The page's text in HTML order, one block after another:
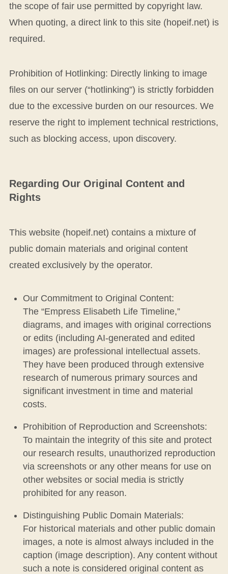
the scope of fair use permitted by copyright law.
When quoting, a direct link to this site (hopeif.net) is
required.
Prohibition of Hotlinking: Directly linking to image
files on our server (“hotlinking”) is strictly forbidden
due to the excessive burden on our resources. We
reserve the right to implement technical restrictions,
such as blocking access, upon discovery.
Regarding Our Original Content and
Rights
This website (hopeif.net) contains a mixture of
public domain materials and original content
created exclusively by the operator.
Our Commitment to Original Content:
The “Empress Elisabeth Life Timeline,”
diagrams, and images with original corrections
or edits (including AI-generated and edited
images) are professional intellectual assets.
They have been produced through extensive
research of numerous primary sources and
significant investment in time and material
costs.
Prohibition of Reproduction and Screenshots:
To maintain the integrity of this site and protect
our research results, unauthorized reproduction
via screenshots or any other means for use on
other websites or social media is strictly
prohibited for any reason.
Distinguishing Public Domain Materials:
For historical materials and other public domain
images, a note is almost always included in the
caption (image description). Any content without
such a note is considered original content as